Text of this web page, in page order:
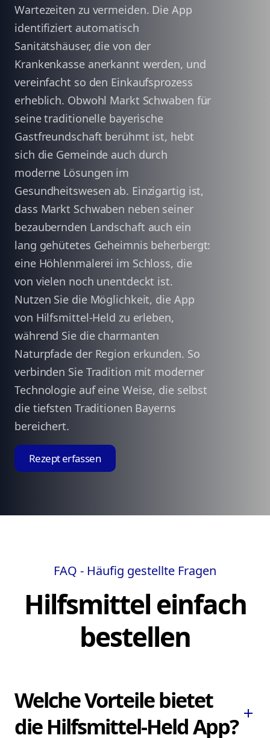
Wartezeiten zu vermeiden. Die App
identifiziert automatisch
Sanitätshäuser, die von der
Krankenkasse anerkannt werden, und
vereinfacht so den Einkaufsprozess
erheblich. Obwohl Markt Schwaben für
seine traditionelle bayerische
Gastfreundschaft berühmt ist, hebt
sich die Gemeinde auch durch
moderne Lösungen im
Gesundheitswesen ab. Einzigartig ist,
dass Markt Schwaben neben seiner
bezaubernden Landschaft auch ein
lang gehütetes Geheimnis beherbergt:
eine Höhlenmalerei im Schloss, die
von vielen noch unentdeckt ist.
Nutzen Sie die Möglichkeit, die App
von Hilfsmittel-Held zu erleben,
während Sie die charmanten
Naturpfade der Region erkunden. So
verbinden Sie Tradition mit moderner
Technologie auf eine Weise, die selbst
die tiefsten Traditionen Bayerns
bereichert.
Rezept erfassen
FAQ - Häufig gestellte Fragen
Hilfsmittel einfach
bestellen
Welche Vorteile bietet
die Hilfsmittel-Held App? add